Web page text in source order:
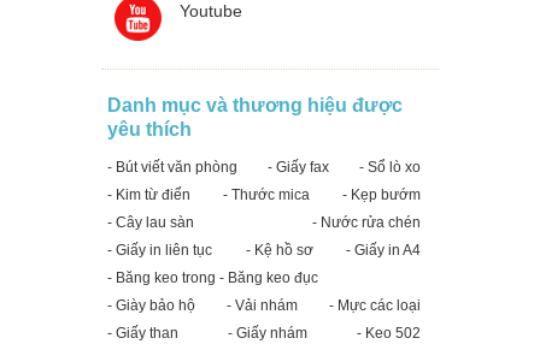
Youtube
Danh mục và thương hiệu được
yêu thích
- Bút viết văn phòng - Giấy fax
- Sổ lò xo
- Kim từ điển
- Thước mica
- Kẹp bướm
- Cây lau sàn
- Nước rửa chén
- Giấy in liên tục
- Kệ hồ sơ
- Giấy in A4
- Băng keo trong - Băng keo đục
- Giày bảo hộ
- Vải nhám
- Mực các loại
- Giấy than
- Giấy nhám
- Keo 502